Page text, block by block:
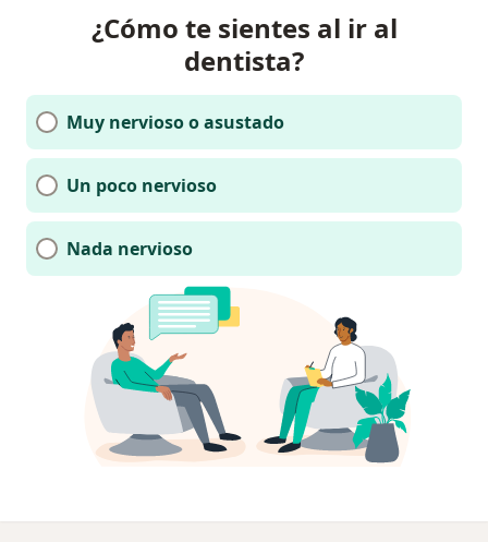
¿Cómo te sientes al ir al
dentista?
Muy nervioso o asustado
Un poco nervioso
Nada nervioso